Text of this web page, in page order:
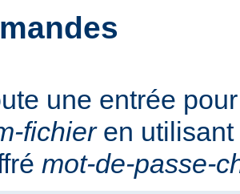
une entrée
fichieren utilisant
mot-de-passe-